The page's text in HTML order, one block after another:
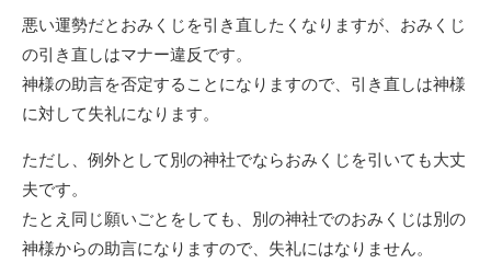
悪い運勢だとおみくじを引き直したくなりますが、おみくじ
の引き直しはマナー違反です。
神様の助言を否定することになりますので、引き直しは神様
に対して失礼になります。
ただし、例外として別の神社でならおみくじを引いても大丈
夫です。
たとえ同じ願いごとをしても、別の神社でのおみくじは別の
神様からの助言になりますので、失礼にはなりません。